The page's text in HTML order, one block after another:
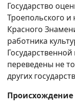
Государство
Троепольского и
Красного
работника
переведены не
других